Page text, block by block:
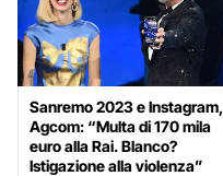
Sanremo 2023 e Instagram,
Agcom: “Multa di 170 mila
euro alla Rai. Blanco?
Istigazione alla violenza”